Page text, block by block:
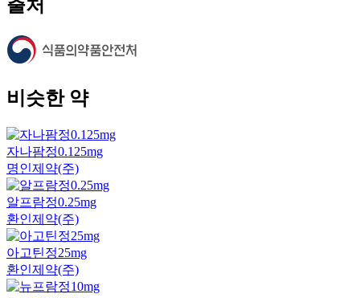
출처
비슷한 약
자나팜정0.125mg
명인제약(주)
알프람정0.25mg
환인제약(주)
아고틴정25mg
환인제약(주)